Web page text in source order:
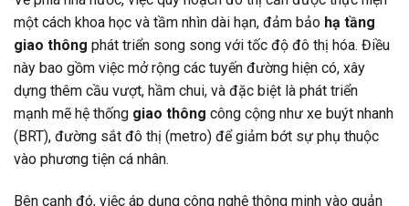
một cách khoa học và tầm nhìn dài hạn, đảm bảo hạ tầng
giao thông phát triển song song với tốc độ đô thị hóa. Điều
này bao gồm việc mở rộng các tuyến đường hiện có, xây
dựng thêm cầu vượt, hầm chui, và đặc biệt là phát triển
mạnh mẽ hệ thống giao thông công cộng như xe buýt nhanh
(BRT), đường sắt đô thị (metro) để giảm bớt sự phụ thuộc
vào phương tiện cá nhân.
Bên cạnh đó, việc áp dụng công nghệ thông minh vào quản